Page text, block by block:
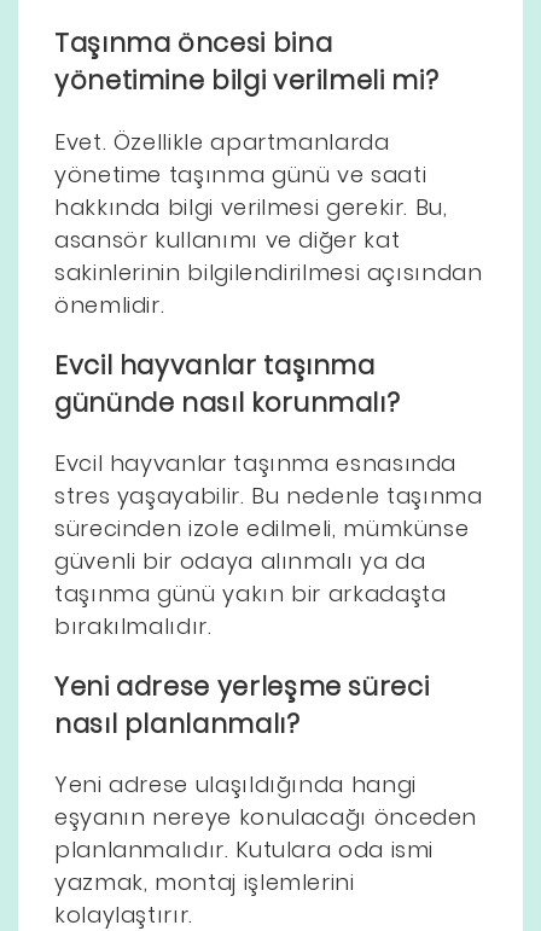
Taşınma öncesi bina
yönetimine bilgi verilmeli mi?
Evet. Özellikle apartmanlarda
yönetime taşınma günü ve saati
hakkında bilgi verilmesi gerekir. Bu,
asansör kullanımı ve diğer kat
sakinlerinin bilgilendirilmesi açısından
önemlidir.
Evcil hayvanlar taşınma
gününde nasıl korunmalı?
Evcil hayvanlar taşınma esnasında
stres yaşayabilir. Bu nedenle taşınma
sürecinden izole edilmeli, mümkünse
güvenli bir odaya alınmalı ya da
taşınma günü yakın bir arkadaşta
bırakılmalıdır.
Yeni adrese yerleşme süreci
nasıl planlanmalı?
Yeni adrese ulaşıldığında hangi
eşyanın nereye konulacağı önceden
planlanmalıdır. Kutulara oda ismi
yazmak, montaj işlemlerini
kolaylaştırır.